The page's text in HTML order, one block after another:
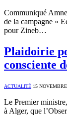
Communiqué
de la campagne «
pour Zineb…
Plaidoirie
consciente
ACTUALITÉ 15
Le Premier
à Alger, que